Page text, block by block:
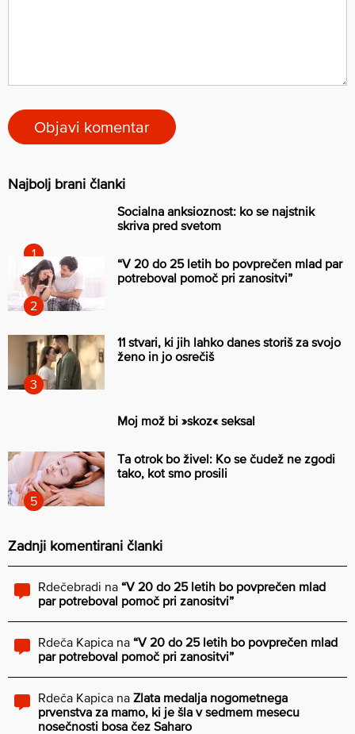
Najbolj brani članki
Socialna anksioznost: ko se najstnik
skriva pred svetom
“V 20 do 25 letih bo povprečen mlad par
potreboval pomoč pri zanositvi”
11 stvari, ki jih lahko danes storiš za svojo
ženo in jo osrečiš
Moj mož bi »skoz« seksal
Ta otrok bo živel: Ko se čudež ne zgodi
tako, kot smo prosili
Zadnji komentirani članki
Rdečebradi na “V 20 do 25 letih bo povprečen mlad
par potreboval pomoč pri zanositvi”
Rdeča Kapica na “V 20 do 25 letih bo povprečen mlad
par potreboval pomoč pri zanositvi”
Rdeča Kapica na Zlata medalja nogometnega
prvenstva za mamo, ki je šla v sedmem mesecu
nosečnosti bosa čez Saharo